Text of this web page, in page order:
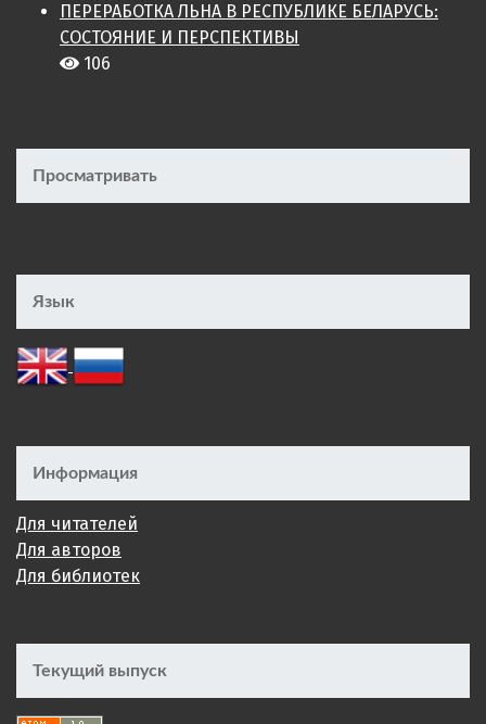
ПЕРЕРАБОТКА ЛЬНА В РЕСПУБЛИКЕ БЕЛАРУСЬ:
СОСТОЯНИЕ И ПЕРСПЕКТИВЫ
106
Просматривать
Язык
Информация
Для читателей
Для авторов
Для библиотек
Текущий выпуск